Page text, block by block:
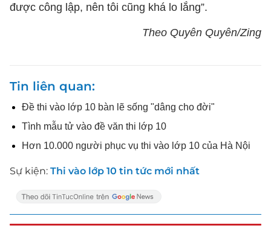
được công lập, nên tôi cũng khá lo lắng”.
Theo Quyên Quyên/Zing
Tin liên quan
Đề thi vào lớp 10 bàn lẽ sống "dâng cho đời"
Tình mẫu tử vào đề văn thi lớp 10
Hơn 10.000 người phục vụ thi vào lớp 10 của Hà Nội
Sự kiện: Thi vào lớp 10 tin tức mới nhất